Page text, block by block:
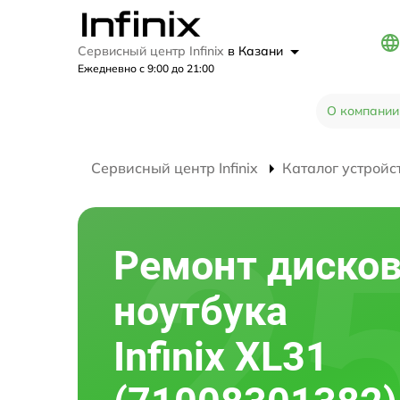
Сервисный центр Infinix в Казани
Ежедневно с 9:00 до 21:00
О компании
Сервисный центр Infinix Каталог
Ремонт
ноутбука
Infinix XL31